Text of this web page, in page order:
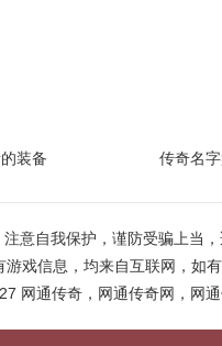
装备
传奇名
意自我保护，谨防受骗上当
游戏信息，均来自互联网，如
网通传奇，网通传奇网，网